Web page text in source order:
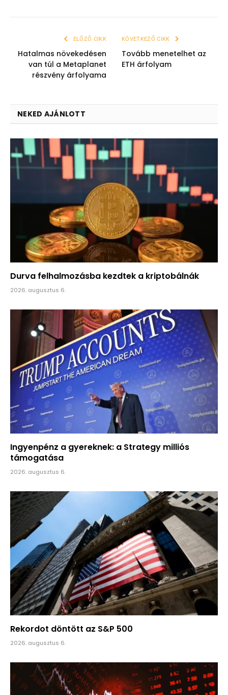
ELŐZŐ CIKK
Hatalmas növekedésen
van túl a Metaplanet
részvény árfolyama
KÖVETKEZŐ CIKK
Tovább menetelhet az
ETH árfolyam
NEKED AJÁNLOTT
Durva felhalmozásba kezdtek a kriptobálnák
2026. augusztus 6.
Ingyenpénz a gyereknek: a Strategy milliós
támogatása
2026. augusztus 6.
Rekordot döntött az S&P 500
2026. augusztus 6.